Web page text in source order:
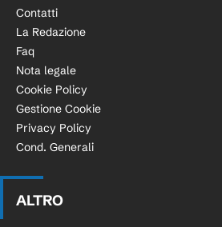
Contatti
La Redazione
Faq
Nota legale
Cookie Policy
Gestione Cookie
Privacy Policy
Cond. Generali
ALTRO